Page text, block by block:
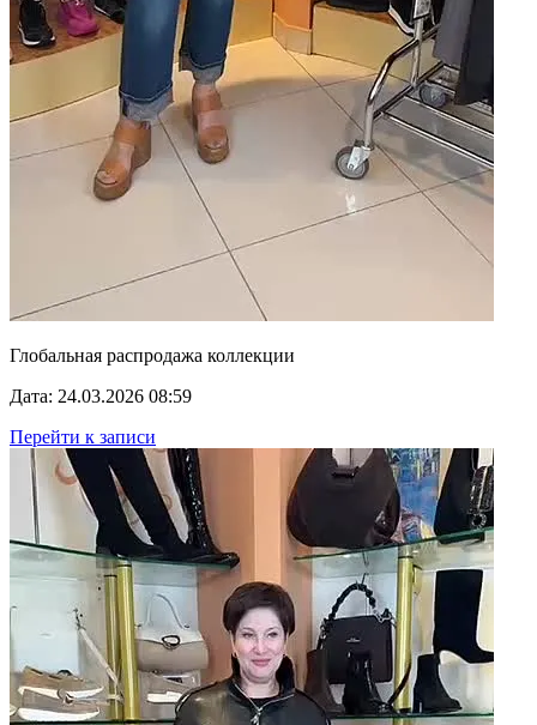
Глобальная распродажа коллекции
Дата: 24.03.2026 08:59
Перейти к записи